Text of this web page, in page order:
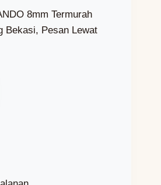
8mm Termurah
Bekasi, Pesan Lewat